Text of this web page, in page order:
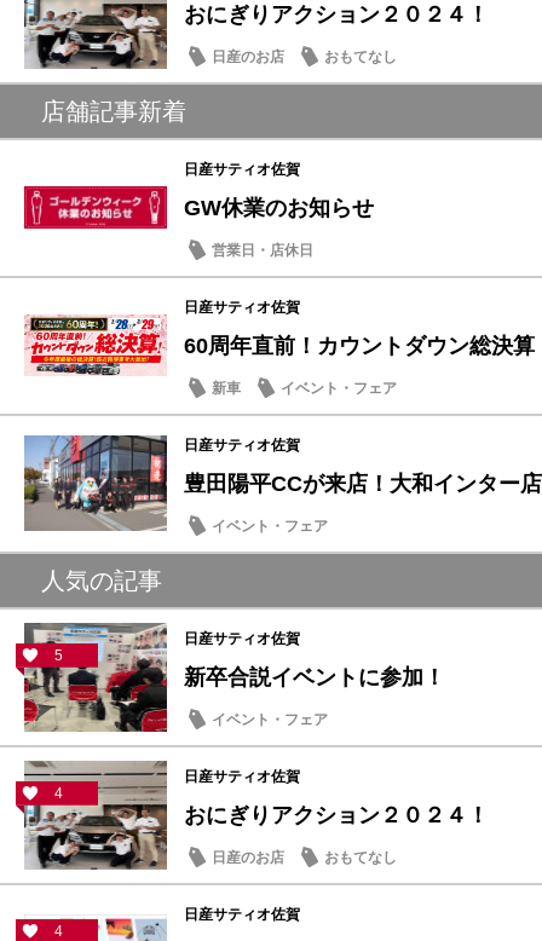
おにぎりアクション２０２４！
日産のお店 おもてなし
店舗記事新着
日産サティオ佐賀
GW休業のお知らせ
営業日・店休日
日産サティオ佐賀
60周年直前！カウントダウン総決算
新車 イベント・フェア
日産サティオ佐賀
豊田陽平CCが来店！大和インター
イベント・フェア
人気の記事
5
日産サティオ佐賀
新卒合説イベントに参加！
イベント・フェア
4
日産サティオ佐賀
おにぎりアクション２０２４！
日産のお店 おもてなし
4
日産サティオ佐賀